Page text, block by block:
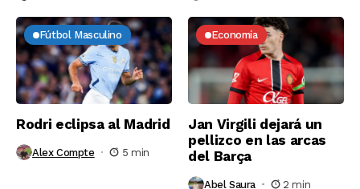
Fútbol Masculino
Rodri eclipsa al Madrid
Alex Compte 5 min
Economía
Jan Virgili dejará un
pellizco en las arcas
del Barça
Abel Saura 2 min